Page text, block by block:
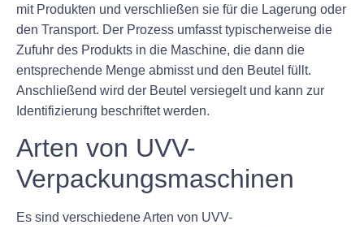
mit Produkten und verschließen sie für die Lagerung oder
den Transport. Der Prozess umfasst typischerweise die
Zufuhr des Produkts in die Maschine, die dann die
entsprechende Menge abmisst und den Beutel füllt.
Anschließend wird der Beutel versiegelt und kann zur
Identifizierung beschriftet werden.
Arten von UVV-
Verpackungsmaschinen
Es sind verschiedene Arten von UVV-